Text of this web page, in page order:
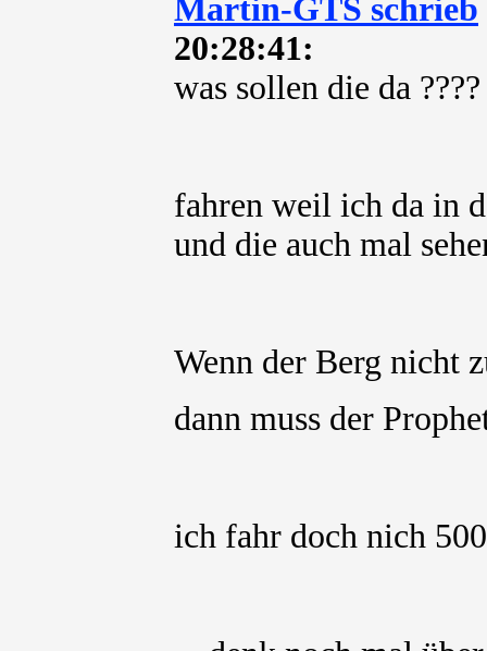
Martin-GTS schrieb
20:28:41:
was sollen die da ????
fahren weil ich da in
und die auch mal
Wenn der Berg nicht
dann muss der
ich fahr doch nich